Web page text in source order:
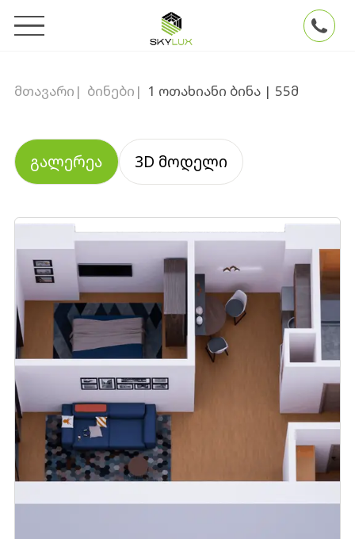
მთავარი | ბინები | 1 ოთახიანი ბინა | 55მ
გალერეა 3D მოდელი